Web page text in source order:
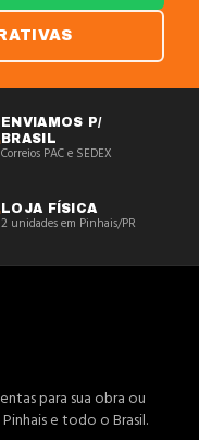
ENVIAMOS P/
BRASIL
Correios PAC e SEDEX
LOJA FÍSICA
2 unidades em Pinhais/PR
para sua obra ou
e todo o Brasil.